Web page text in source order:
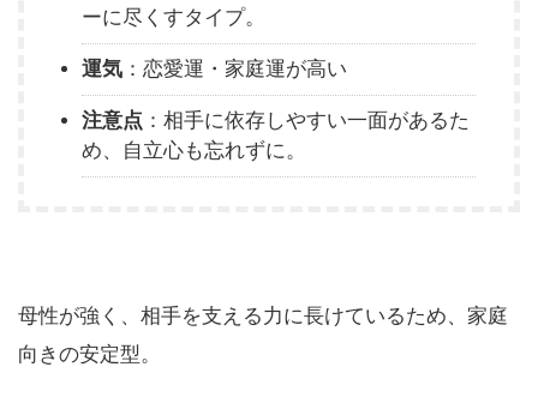
ーに尽くすタイプ。
運気 ：恋愛運・家庭運が高い
注意点 ：相手に依存しやすい一面があるた
め、自立心も忘れずに。
母性が強く、相手を支える力に長けているため、家庭
向きの安定型。